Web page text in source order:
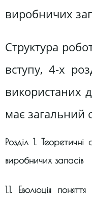
виробничих
Структура
вступу, 4-х
використаних
має загальний
Розділ 1.
виробничих запасів
1.1. Еволюція